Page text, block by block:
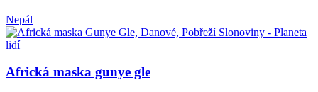
Nepál
Africká maska gunye gle